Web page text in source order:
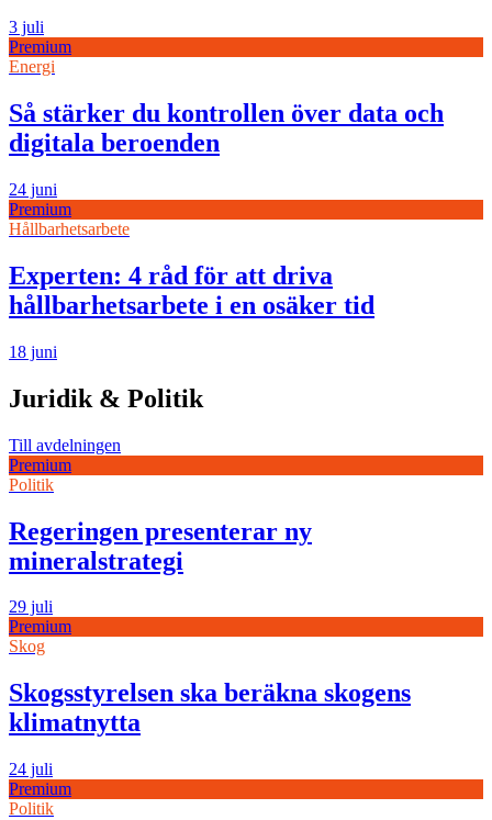
3 juli
Premium
Energi
Så stärker du kontrollen över data och
digitala beroenden
24 juni
Premium
Hållbarhetsarbete
Experten: 4 råd för att driva
hållbarhetsarbete i en osäker tid
18 juni
Juridik & Politik
Till avdelningen
Premium
Politik
Regeringen presenterar ny
mineralstrategi
29 juli
Premium
Skog
Skogsstyrelsen ska beräkna skogens
klimatnytta
24 juli
Premium
Politik